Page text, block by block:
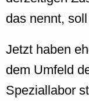
das nennt,
Jetzt haben
dem Umfeld
Speziallabor